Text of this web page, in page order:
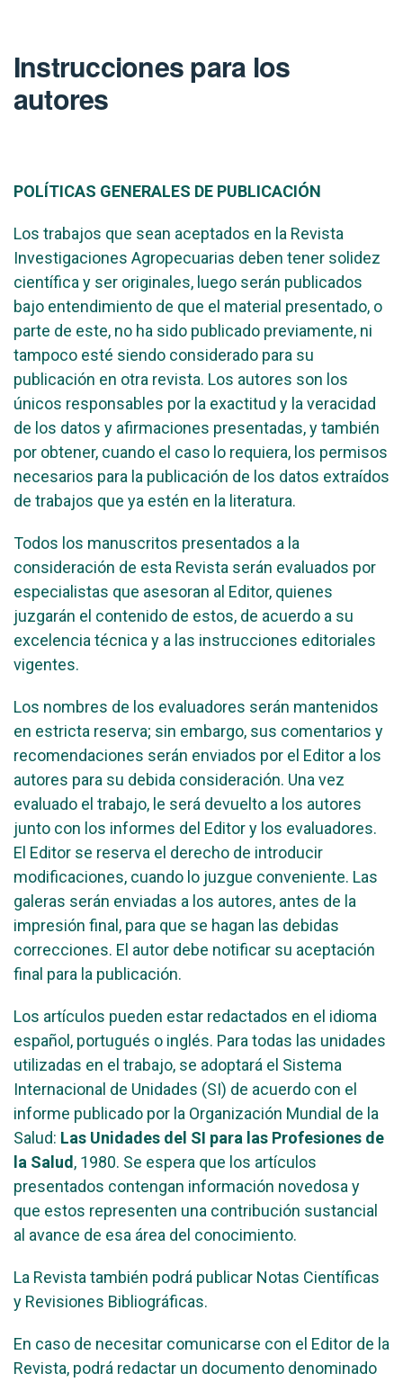
Instrucciones para los
autores
POLÍTICAS GENERALES DE PUBLICACIÓN
Los trabajos que sean aceptados en la Revista
Investigaciones Agropecuarias deben tener solidez
científica y ser originales, luego serán publicados
bajo entendimiento de que el material presentado, o
parte de este, no ha sido publicado previamente, ni
tampoco esté siendo considerado para su
publicación en otra revista. Los autores son los
únicos responsables por la exactitud y la veracidad
de los datos y afirmaciones presentadas, y también
por obtener, cuando el caso lo requiera, los permisos
necesarios para la publicación de los datos extraídos
de trabajos que ya estén en la literatura.
Todos los manuscritos presentados a la
consideración de esta Revista serán evaluados por
especialistas que asesoran al Editor, quienes
juzgarán el contenido de estos, de acuerdo a su
excelencia técnica y a las instrucciones editoriales
vigentes.
Los nombres de los evaluadores serán mantenidos
en estricta reserva; sin embargo, sus comentarios y
recomendaciones serán enviados por el Editor a los
autores para su debida consideración. Una vez
evaluado el trabajo, le será devuelto a los autores
junto con los informes del Editor y los evaluadores.
El Editor se reserva el derecho de introducir
modificaciones, cuando lo juzgue conveniente. Las
galeras serán enviadas a los autores, antes de la
impresión final, para que se hagan las debidas
correcciones. El autor debe notificar su aceptación
final para la publicación.
Los artículos pueden estar redactados en el idioma
español, portugués o inglés. Para todas las unidades
utilizadas en el trabajo, se adoptará el Sistema
Internacional de Unidades (SI) de acuerdo con el
informe publicado por la Organización Mundial de la
Salud: Las Unidades del SI para las Profesiones de
la Salud , 1980. Se espera que los artículos
presentados contengan información novedosa y
que estos representen una contribución sustancial
al avance de esa área del conocimiento.
La Revista también podrá publicar Notas Científicas
y Revisiones Bibliográficas.
En caso de necesitar comunicarse con el Editor de la
Revista, podrá redactar un documento denominado